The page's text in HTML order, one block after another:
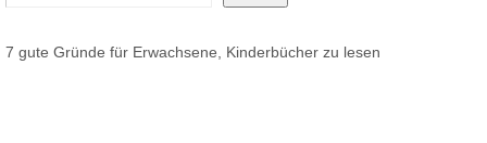
7 gute Gründe für Erwachsene, Kinderbücher zu lesen